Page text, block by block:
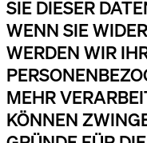
SIE DIESER
WENN SIE
WERDEN WIR
MEHR
KÖNNEN